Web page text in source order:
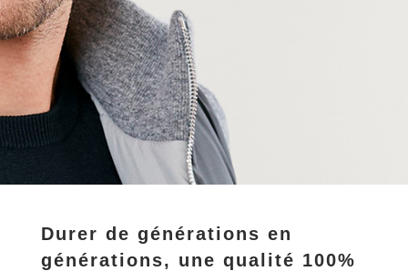
Durer de générations en
générations, une qualité 100%